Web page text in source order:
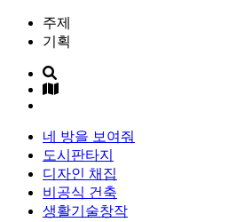
주제
기획
네 방을 보여줘
도시판타지
디자인 채집
비공식 건축
생활기술창작